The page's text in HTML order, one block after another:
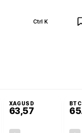
Ctrl K
XAGUSD
63,57
BTC